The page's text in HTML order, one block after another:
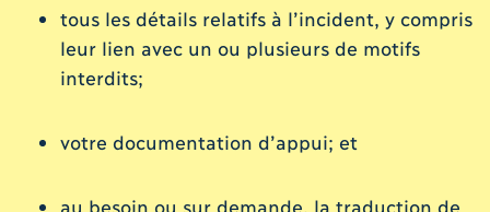
tous les détails relatifs à l’incident, y compris
leur lien avec un ou plusieurs de motifs
interdits;
votre documentation d’appui; et
au besoin ou sur demande, la traduction de